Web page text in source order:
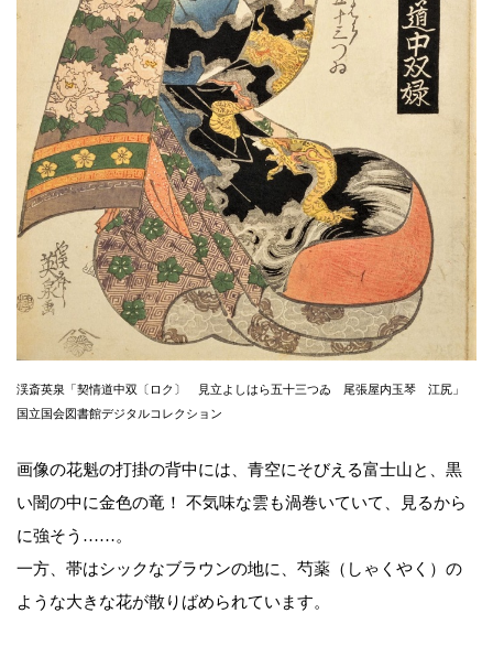
渓斎英泉「契情道中双〔ロク〕 見立よしはら五十三つゐ 尾張屋内玉琴 江尻」
国立国会図書館デジタルコレクション
画像の花魁の打掛の背中には、青空にそびえる富士山と、黒
い闇の中に金色の竜！ 不気味な雲も渦巻いていて、見るから
に強そう……。
一方、帯はシックなブラウンの地に、芍薬（しゃくやく）の
ような大きな花が散りばめられています。